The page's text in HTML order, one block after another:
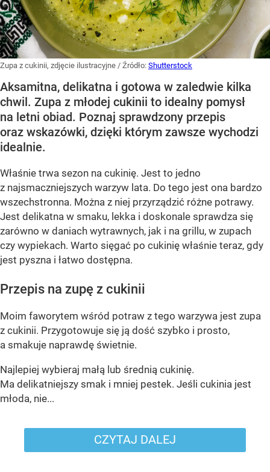
Zupa z cukinii, zdjęcie ilustracyjne / Źródło: Shutterstock
Aksamitna, delikatna i gotowa w zaledwie kilka
chwil. Zupa z młodej cukinii to idealny pomysł
na letni obiad. Poznaj sprawdzony przepis
oraz wskazówki, dzięki którym zawsze wychodzi
idealnie.
Właśnie trwa sezon na cukinię. Jest to jedno
z najsmaczniejszych warzyw lata. Do tego jest ona bardzo
wszechstronna. Można z niej przyrządzić różne potrawy.
Jest delikatna w smaku, lekka i doskonale sprawdza się
zarówno w daniach wytrawnych, jak i na grillu, w zupach
czy wypiekach. Warto sięgać po cukinię właśnie teraz, gdy
jest pyszna i łatwo dostępna.
Przepis na zupę z cukinii
Moim faworytem wśród potraw z tego warzywa jest zupa
z cukinii. Przygotowuje się ją dość szybko i prosto,
a smakuje naprawdę świetnie.
Najlepiej wybieraj małą lub średnią cukinię.
Ma delikatniejszy smak i mniej pestek. Jeśli cukinia jest
młoda, nie...
CZYTAJ DALEJ